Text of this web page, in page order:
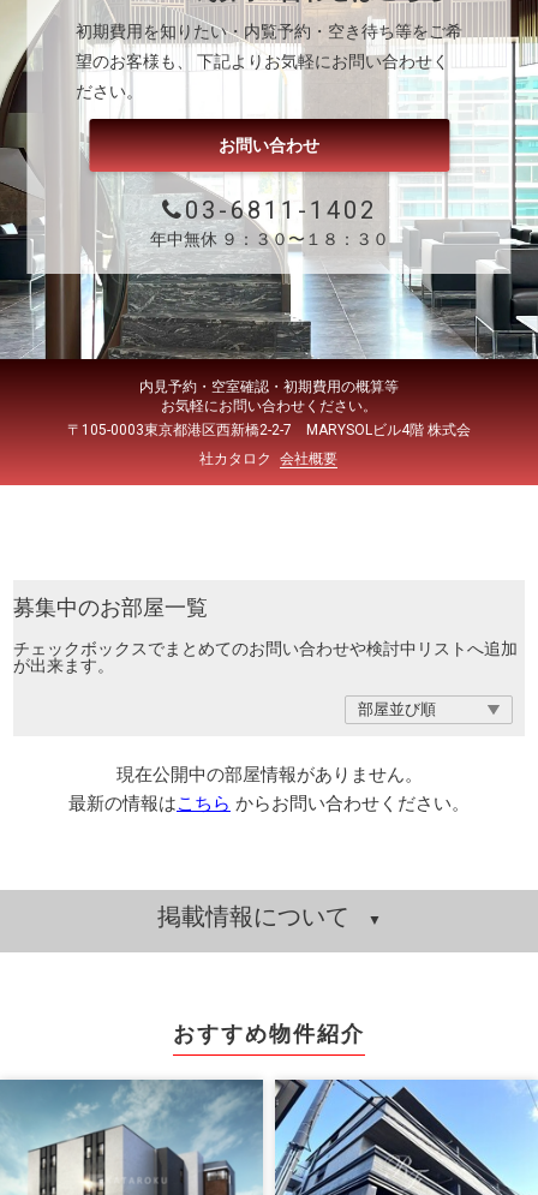
初期費用を知りたい・内覧予約・空き待ち等をご希
望のお客様も、 下記よりお気軽にお問い合わせく
ださい。
お問い合わせ
03-6811-1402
年中無休 ９：３０〜１８：３０
内見予約・空室確認・初期費用の概算等
お気軽にお問い合わせください。
〒105-0003東京都港区西新橋2-2-7 MARYSOLビル4階 株式会
社カタロク
会社概要
募集中のお部屋一覧
チェックボックスでまとめてのお問い合わせや検討中リストへ追加
が出来ます。
現在公開中の部屋情報がありません。
最新の情報はこちら からお問い合わせください。
掲載情報について
おすすめ物件紹介